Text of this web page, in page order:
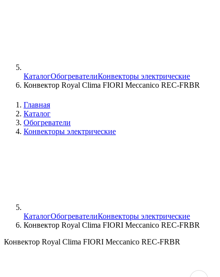
КаталогОбогревателиКонвекторы электрические
Конвектор Royal Clima FIORI Meccanico REC-FRBR
Главная
Каталог
Обогреватели
Конвекторы электрические
КаталогОбогревателиКонвекторы электрические
Конвектор Royal Clima FIORI Meccanico REC-FRBR
Конвектор Royal Clima FIORI Meccanico REC-FRBR